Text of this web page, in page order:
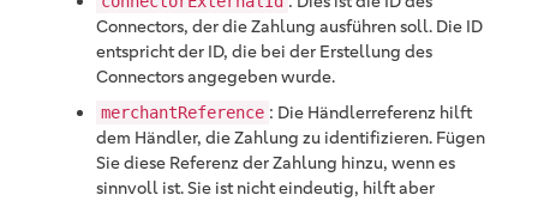
Connectors, der die Zahlung ausführen soll. Die ID
entspricht der ID, die bei der Erstellung des
Connectors angegeben wurde.
merchantReference : Die Händlerreferenz hilft
dem Händler, die Zahlung zu identifizieren. Fügen
Sie diese Referenz der Zahlung hinzu, wenn es
sinnvoll ist. Sie ist nicht eindeutig, hilft aber